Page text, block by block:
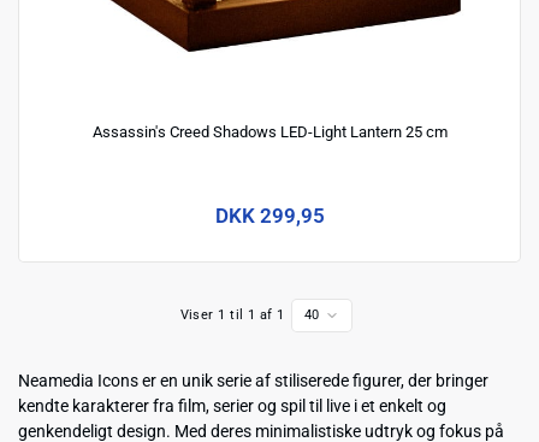
Assassin's Creed Shadows LED-Light Lantern 25 cm
DKK 299,95
Viser 1 til 1 af 1 40
Neamedia Icons er en unik serie af stiliserede figurer, der bringer
kendte karakterer fra film, serier og spil til live i et enkelt og
genkendeligt design. Med deres minimalistiske udtryk og fokus på